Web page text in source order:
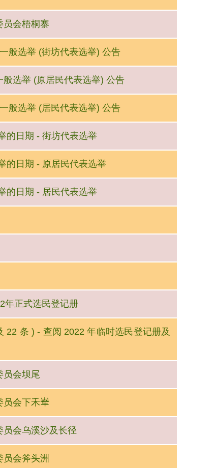
员会梧桐寨
般选举 (街坊代表选举) 公告
选举 (原居民代表选举) 公告
般选举 (居民代表选举) 公告
的日期 - 街坊代表选举
的日期 - 原居民代表选举
的日期 - 居民代表选举
年正式选民登记册
22 条 ) - 查阅 2022 年临时选民登记册及
员会坝尾
员会下禾𪨶
员会乌溪沙及长径
员会斧头洲